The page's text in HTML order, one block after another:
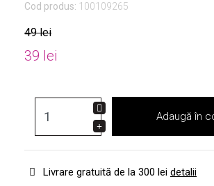
Cod produs: 100109265
49 lei
39 lei
Adaugă în
Livrare gratuită de la 300 lei detalii